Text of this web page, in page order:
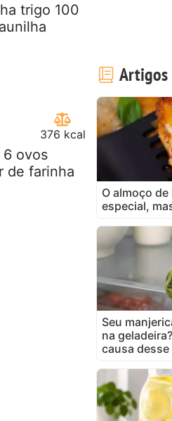
trigo 100
376 kcal
6 ovos
de farinha
Artigos
O almoço
especial,
Seu
na
causa desse